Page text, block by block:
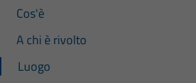
Cos'è
A chi è rivolto
Luogo